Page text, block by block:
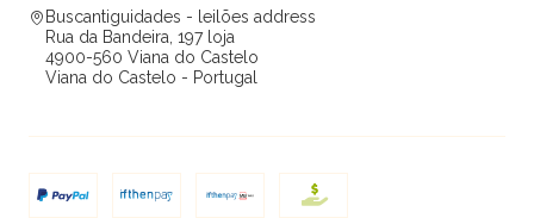
Buscantiguidades - leilões address
Rua da Bandeira, 197 loja
4900-560 Viana do Castelo
Viana do Castelo - Portugal